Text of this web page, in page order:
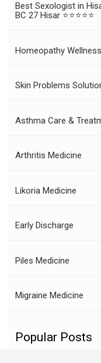
Best Sexologist in
BC 27 Hisar ⭐⭐⭐⭐⭐
Homeopathy Wellness
Skin Problems
Asthma Care &
Arthritis Medicine
Likoria Medicine
Early Discharge
Piles Medicine
Migraine Medicine
Popular Posts